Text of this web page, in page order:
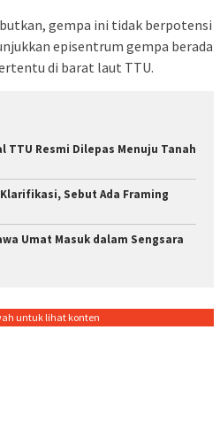
gempa ini tidak berpotensi
episentrum gempa berada
di barat laut TTU.
TTU Resmi Dilepas Menuju Tanah
Sebut Ada Framing
Umat Masuk dalam Sengsara
untuk lihat konten